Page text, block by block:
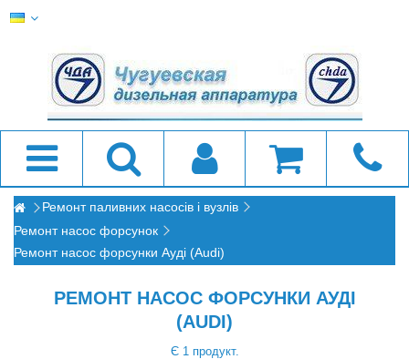
Ремонт паливних насосів і вузлів
Ремонт насос форсунок
Ремонт насос форсунки Ауді (Audi)
РЕМОНТ НАСОС ФОРСУНКИ АУДІ
(AUDI)
Є 1 продукт.